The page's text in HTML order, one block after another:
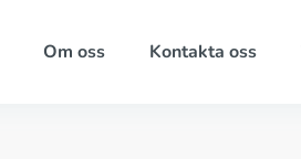
Om oss Kontakta oss